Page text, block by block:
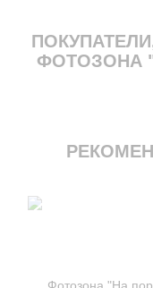
ФОТОЗОНА